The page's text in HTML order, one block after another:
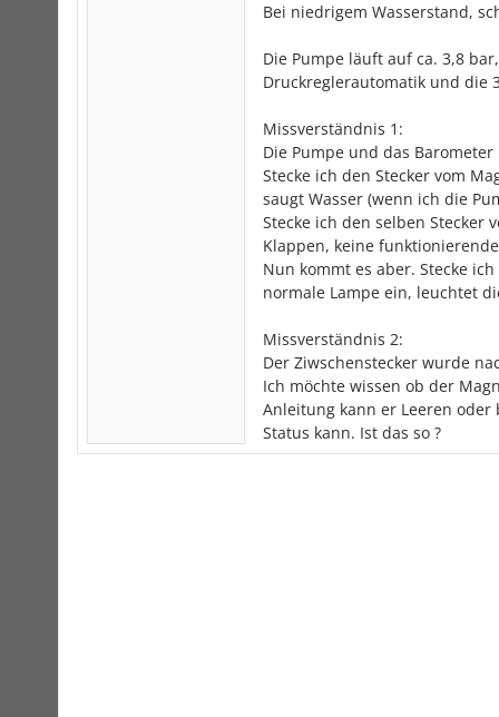
Bei niedrigem Wasserstand,
Die Pumpe läuft auf ca. 3,8
Druckreglerautomatik und die
Missverständnis 1:
Die Pumpe und das Barometer
Stecke ich den Stecker vom
saugt Wasser (wenn ich die
Stecke ich den selben Stecker
Klappen, keine
Nun kommt es aber. Stecke
normale Lampe ein, leuchtet
Missverständnis 2:
Der Ziwschenstecker wurde
Ich möchte wissen ob der
Anleitung kann er Leeren
Status kann. Ist das so ?